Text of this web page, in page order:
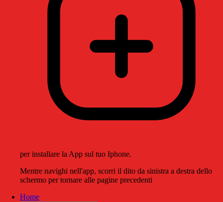
per installare la App sul tuo Iphone.
Mentre navighi nell'app, scorri il dito da sinistra a destra dello
schermo per tornare alle pagine precedenti
Home